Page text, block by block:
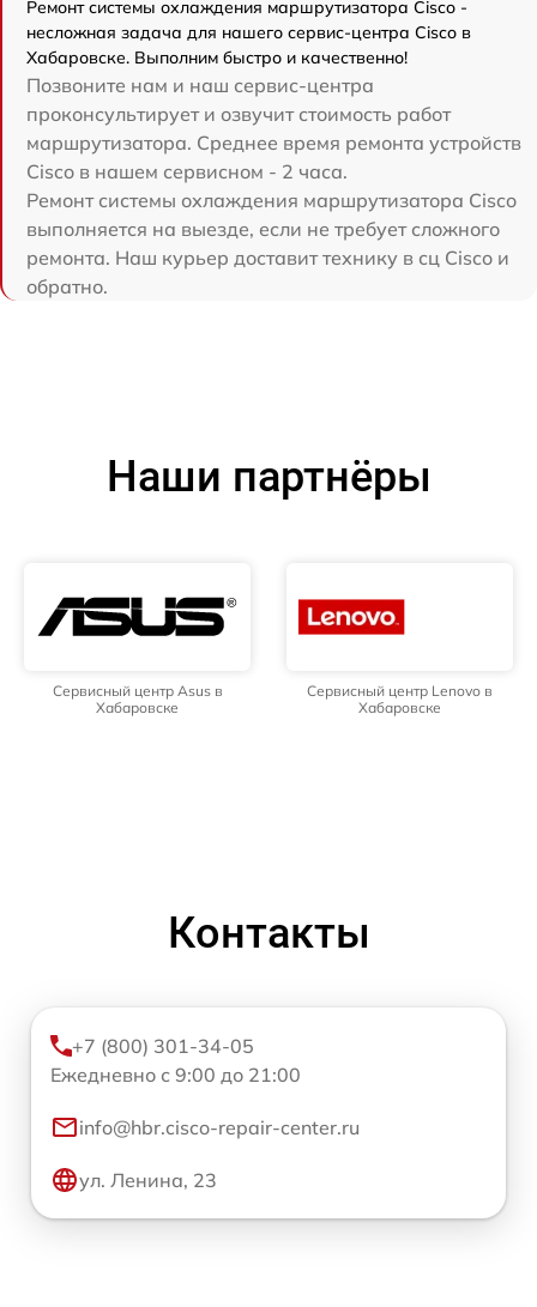
Ремонт системы охлаждения маршрутизатора Cisco -
несложная задача для нашего сервис-центра Cisco в
Хабаровске. Выполним быстро и качественно!
Позвоните нам и наш сервис-центра
проконсультирует и озвучит стоимость работ
маршрутизатора. Среднее время ремонта устройств
Cisco в нашем сервисном - 2 часа.
Ремонт системы охлаждения маршрутизатора Cisco
выполняется на выезде, если не требует сложного
ремонта. Наш курьер доставит технику в сц Cisco и
обратно.
Наши партнёры
Сервисный центр Asus в
Хабаровске
Сервисный центр Lenovo в
Хабаровске
Контакты
+7 (800) 301-34-05
Ежедневно с 9:00 до 21:00
info@hbr.cisco-repair-center.ru
ул. Ленина, 23